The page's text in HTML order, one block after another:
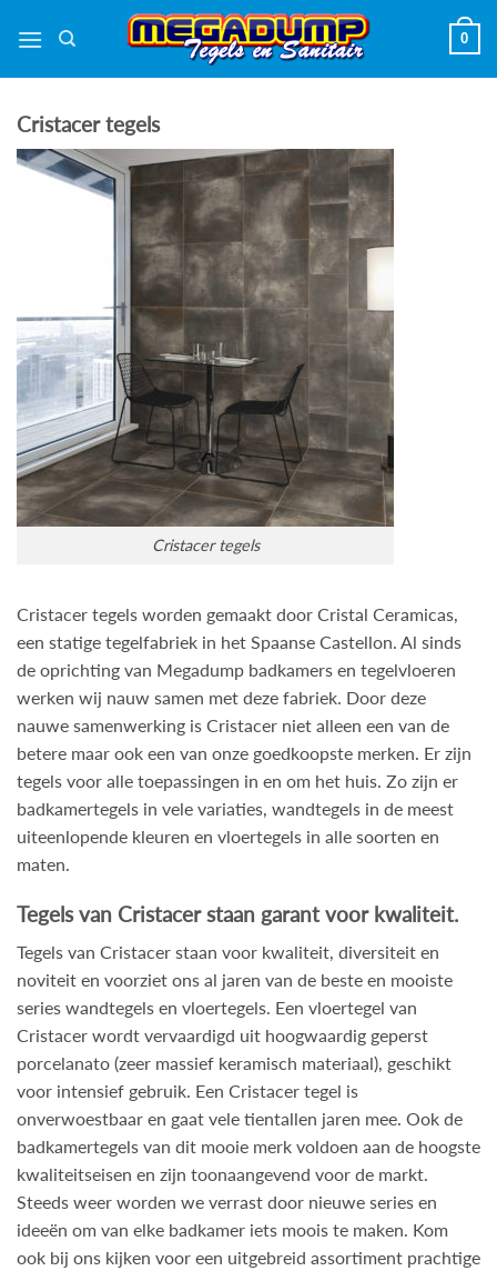
naar
0
Cristacer tegels
Cristacer tegels
Cristacer tegels worden gemaakt door Cristal Ceramicas,
een statige tegelfabriek in het Spaanse Castellon. Al sinds
de oprichting van Megadump badkamers en tegelvloeren
werken wij nauw samen met deze fabriek. Door deze
nauwe samenwerking is Cristacer niet alleen een van de
betere maar ook een van onze goedkoopste merken. Er zijn
tegels voor alle toepassingen in en om het huis. Zo zijn er
badkamertegels in vele variaties, wandtegels in de meest
uiteenlopende kleuren en vloertegels in alle soorten en
maten.
Tegels van Cristacer staan garant voor kwaliteit.
Tegels van Cristacer staan voor kwaliteit, diversiteit en
noviteit en voorziet ons al jaren van de beste en mooiste
series wandtegels en vloertegels. Een vloertegel van
Cristacer wordt vervaardigd uit hoogwaardig geperst
porcelanato (zeer massief keramisch materiaal), geschikt
voor intensief gebruik. Een Cristacer tegel is
onverwoestbaar en gaat vele tientallen jaren mee. Ook de
badkamertegels van dit mooie merk voldoen aan de hoogste
kwaliteitseisen en zijn toonaangevend voor de markt.
Steeds weer worden we verrast door nieuwe series en
ideeën om van elke badkamer iets moois te maken. Kom
ook bij ons kijken voor een uitgebreid assortiment prachtige